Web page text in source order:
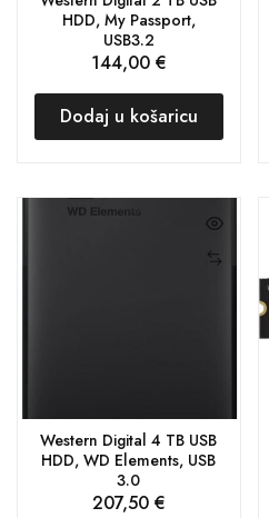
HDD, My Passport,
USB3.2
144,00 €
Dodaj u košaricu
Western Digital 4 TB USB
HDD, WD Elements, USB
3.0
207,50 €